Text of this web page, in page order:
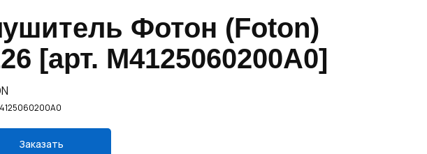
Фотон (Foton)
[арт. M4125060200A0]
Заказать